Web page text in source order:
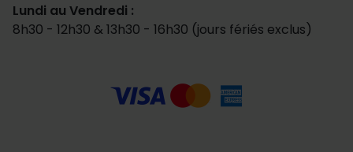
Lundi au Vendredi :
8h30 - 12h30 & 13h30 - 16h30 (jours fériés exclus)